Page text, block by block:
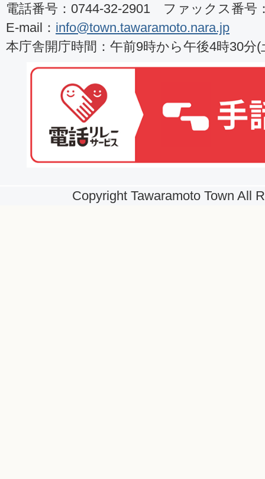
電話番号：0744-32-2901 ファックス番号
E-mail： info@town.tawaramoto.nara.jp
本庁舎開庁時間：午前9時から午後4時30分
Copyright Tawaramoto Town All